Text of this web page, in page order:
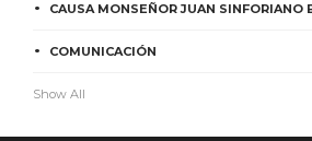
CAUSA MONSEÑOR JUAN SINFORIANO
COMUNICACIÓN
Show All